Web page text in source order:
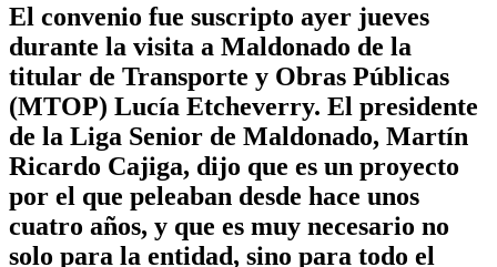
El convenio fue suscripto ayer jueves
durante la visita a Maldonado de la
titular de Transporte y Obras Públicas
(MTOP) Lucía Etcheverry. El presidente
de la Liga Senior de Maldonado, Martín
Ricardo Cajiga, dijo que es un proyecto
por el que peleaban desde hace unos
cuatro años, y que es muy necesario no
solo para la entidad, sino para todo el